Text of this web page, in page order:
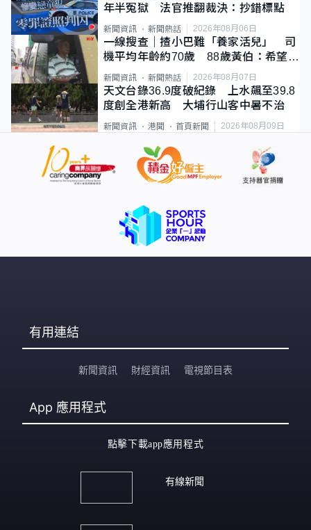
年半冤獄 法官推翻裁決：抄錯標點
新聞資訊 新聞熱話 2026年08月06日
一線搜查｜揸小巴難「養家活兒」 司
機平均年齡約70歲 88歲黃伯：希望一
直揸落去
新聞資訊 新聞熱話 2026年08月07日
天文台錄36.9度破紀錄 上水飆至39.8
度創全港新高 大埔行山客中暑不治
新聞資訊 港聞 首頁新聞 2026年08月09日
有用連結
新聞資訊 財經資訊 電視節目表
App 應用程式
點擊下載app應用程式
有線新聞